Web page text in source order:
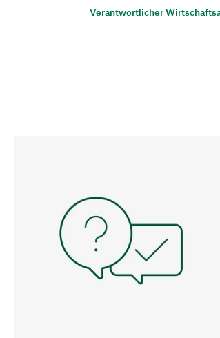
Verantwortlicher